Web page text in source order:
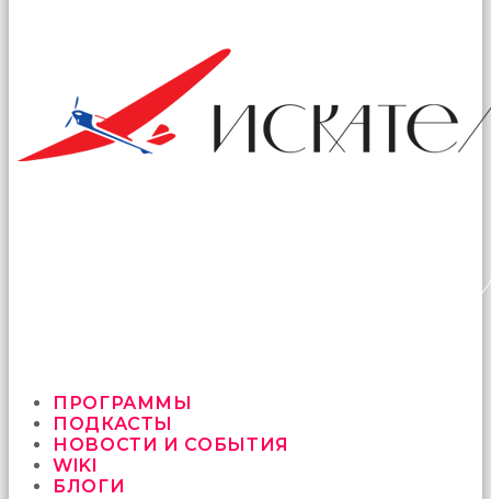
ПРОГРАММЫ
ПОДКАСТЫ
НОВОСТИ И СОБЫТИЯ
WIKI
БЛОГИ